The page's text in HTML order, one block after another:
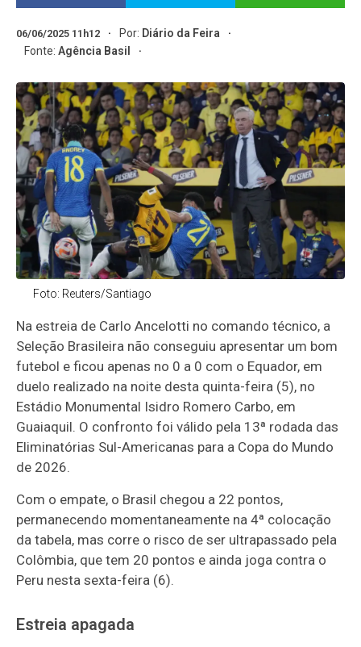
06/06/2025 11h12 Por: Diário da Feira
Fonte:Agência Basil
Foto: Reuters/Santiago
Na estreia de Carlo Ancelotti no comando técnico, a
Seleção Brasileira não conseguiu apresentar um bom
futebol e ficou apenas no 0 a 0 com o Equador, em
duelo realizado na noite desta quinta-feira (5), no
Estádio Monumental Isidro Romero Carbo, em
Guaiaquil. O confronto foi válido pela 13ª rodada das
Eliminatórias Sul-Americanas para a Copa do Mundo
de 2026.
Com o empate, o Brasil chegou a 22 pontos,
permanecendo momentaneamente na 4ª colocação
da tabela, mas corre o risco de ser ultrapassado pela
Colômbia, que tem 20 pontos e ainda joga contra o
Peru nesta sexta-feira (6).
Estreia apagada